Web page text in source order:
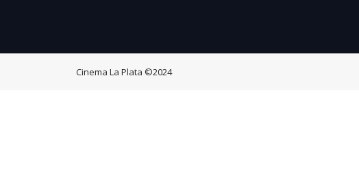
Cinema La Plata ©2024